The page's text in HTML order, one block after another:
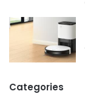
Categories